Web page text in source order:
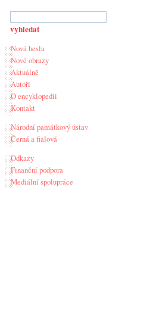
Nová hesla
Nové obrazy
Aktuálně
Autoři
O encyklopedii
Kontakt
Národní památkový ústav
Černá a fialová
Odkazy
Finanční podpora
Mediální spolupráce